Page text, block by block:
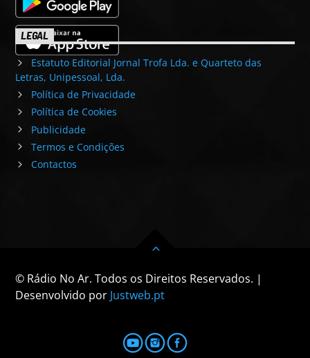
LEGAL
Estatuto Editorial Jornal Trofa Lda. e Quarteto das
Letras, Unipessoal, Lda.
Política de Privacidade
Política de Cookies
Publicidade
Termos e Condições
Contactos
© Rádio No Ar. Todos os Direitos Reservados. |
Desenvolvido por Justweb.pt